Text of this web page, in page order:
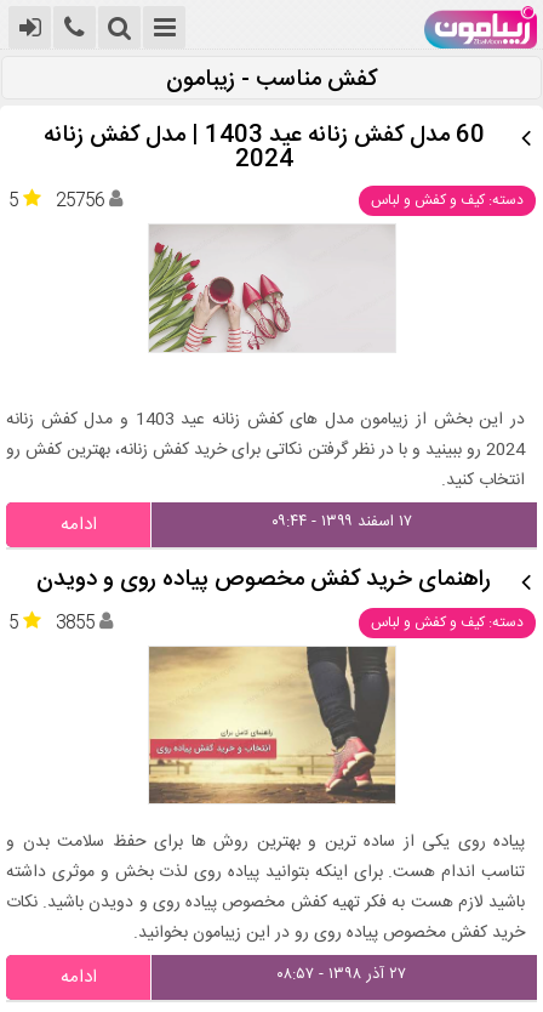
کفش مناسب - زیبامون
60 مدل کفش زنانه عید 1403 | مدل کفش زنانه
2024
دسته: کیف و کفش و لباس 5 25756
در این بخش از زیبامون مدل های کفش زنانه عید 1403 و مدل کفش زنانه
2024 رو ببینید و با در نظر گرفتن نکاتی برای خرید کفش زنانه، بهترین کفش رو
انتخاب کنید.
۱۷ اسفند ۱۳۹۹ - ۰۹:۴۴ ادامه
راهنمای خرید کفش مخصوص پیاده روی و دویدن
دسته: کیف و کفش و لباس 5 3855
پیاده روی یکی از ساده ترین و بهترین روش ها برای حفظ سلامت بدن و
تناسب اندام هست. برای اینکه بتوانید پیاده روی لذت بخش و موثری داشته
باشید لازم هست به فکر تهیه کفش مخصوص پیاده روی و دویدن باشید. نکات
خرید کفش مخصوص پیاده روی رو در این زیبامون بخوانید.
۲۷ آذر ۱۳۹۸ - ۰۸:۵۷ ادامه